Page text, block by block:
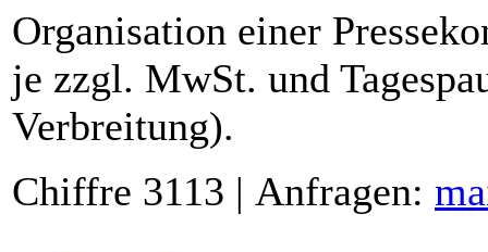
Organisation einer
je zzgl. MwSt. und
Verbreitung).
Chiffre 3113 | Anfragen: